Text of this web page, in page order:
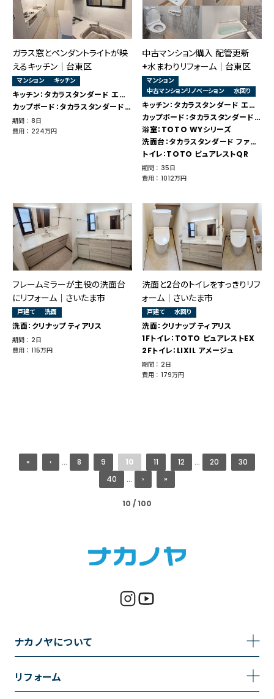
ガラス窓とペンダントライトが映
えるキッチン｜台東区
マンション キッチン
キッチン：タカラスタンダード エーデル
カップボード：タカラスタンダード エーデル
期間 ： 8日
費用 ： 224万円
中古マンション購入 配管更新
+水まわりリフォーム｜台東区
マンション
中古マンションリノベーション
水回り
キッチン：タカラスタンダード エーデル
カップボード：タカラスタンダード エーデル
浴室：TOTO WYシリーズ
洗面台：タカラスタンダード ファミーユ
トイレ：TOTO ピュアレストQR
期間 ： 35日
費用 ： 1012万円
フレームミラーが主役の洗面台
にリフォーム｜さいたま市
戸建て 洗面
洗面：クリナップ ティアリス
期間 ： 2日
費用 ： 115万円
洗面と2台のトイレをすっきりリフ
ォーム｜さいたま市
戸建て 水回り
洗面：クリナップ ティアリス
1Fトイレ：TOTO ピュアレストEX
2Fトイレ：LIXIL アメージュ
期間 ： 2日
費用 ： 179万円
10 / 100
« ‹ ... 8 9 10 11 12 ... 20
30
40
... › »
ナカノヤについて
事業内容
リフォーム